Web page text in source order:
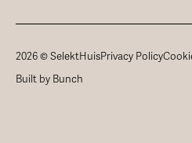
2026 © SelektHuisPrivacy Policy
Built by Bunch